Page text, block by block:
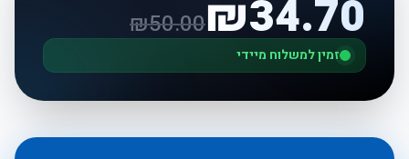
₪34.70
₪50.00
זמין למשלוח מיידי